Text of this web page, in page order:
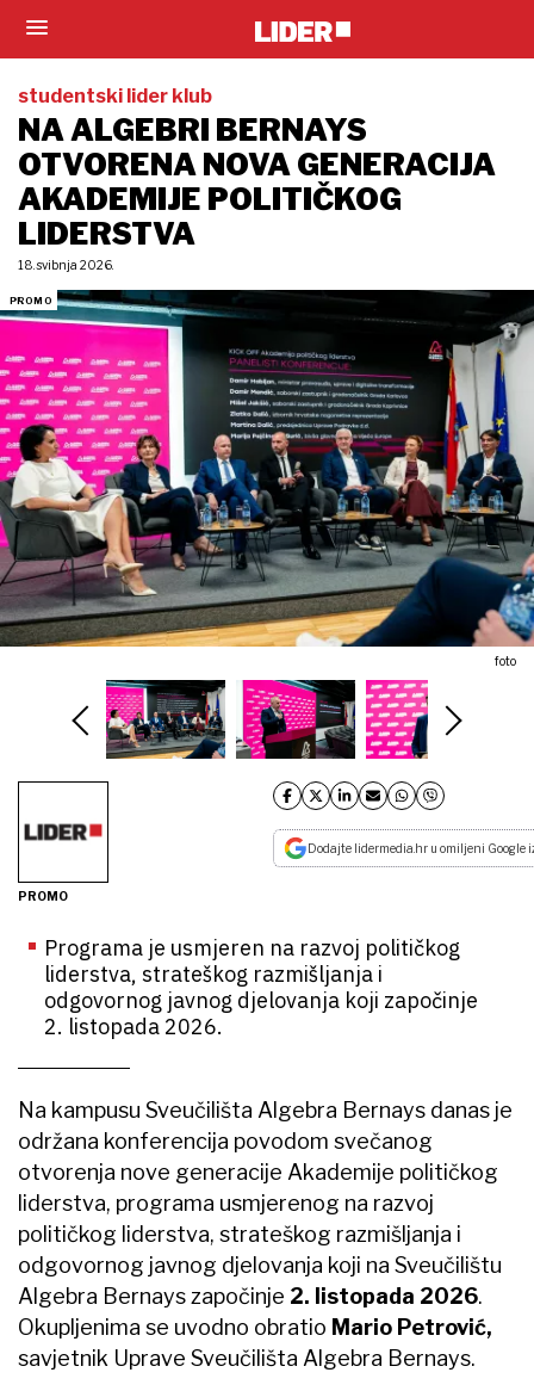
studentski lider klub
NA ALGEBRI BERNAYS
OTVORENA NOVA GENERACIJA
AKADEMIJE POLITIČKOG
LIDERSTVA
18. svibnja 2026.
foto
PROMO
Dodajte lidermedia.hr u omiljeni Google
Programa je usmjeren na razvoj političkog
liderstva, strateškog razmišljanja i
odgovornog javnog djelovanja koji započinje
2. listopada 2026.
Na kampusu Sveučilišta Algebra Bernays danas je
održana konferencija povodom svečanog
otvorenja nove generacije Akademije političkog
liderstva, programa usmjerenog na razvoj
političkog liderstva, strateškog razmišljanja i
odgovornog javnog djelovanja koji na Sveučilištu
Algebra Bernays započinje 2. listopada 2026.
Okupljenima se uvodno obratio Mario Petrović,
savjetnik Uprave Sveučilišta Algebra Bernays.